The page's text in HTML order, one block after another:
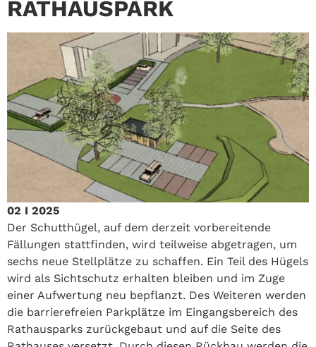
RATHAUSPARK
02 I 2025
Der Schutthügel, auf dem derzeit vorbereitende
Fällungen stattfinden, wird teilweise abgetragen, um
sechs neue Stellplätze zu schaffen. Ein Teil des Hügels
wird als Sichtschutz erhalten bleiben und im Zuge
einer Aufwertung neu bepflanzt. Des Weiteren werden
die barrierefreien Parkplätze im Eingangsbereich des
Rathausparks zurückgebaut und auf die Seite des